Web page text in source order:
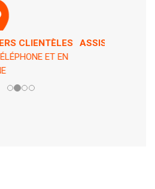
JOURS / 7 ET 24H / 24
DE PÉPIN !